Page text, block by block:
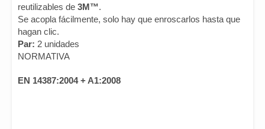
reutilizables de 3M™.
Se acopla fácilmente, solo hay que enroscarlos hasta que
hagan clic.
Par: 2 unidades
NORMATIVA
EN 14387:2004 + A1:2008